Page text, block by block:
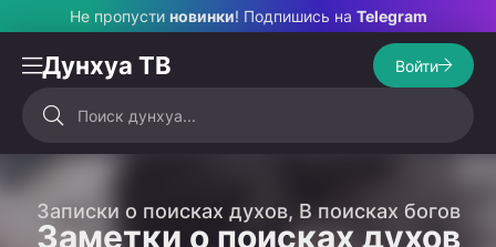
Не пропусти новинки! Подпишись на Telegram
Дунхуа ТВ Войти
Записки о поисках духов, В поисках богов
Заметки о поисках духов